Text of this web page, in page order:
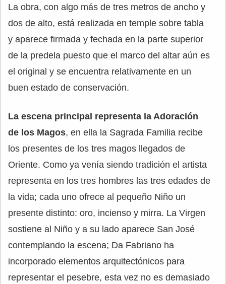
La obra, con algo más de tres metros de ancho y
dos de alto, está realizada en temple sobre tabla
y aparece firmada y fechada en la parte superior
de la predela puesto que el marco del altar aún es
el original y se encuentra relativamente en un
buen estado de conservación.
La escena principal representa la Adoración
de los Magos, en ella la Sagrada Familia recibe
los presentes de los tres magos llegados de
Oriente. Como ya venía siendo tradición el artista
representa en los tres hombres las tres edades de
la vida; cada uno ofrece al pequeño Niño un
presente distinto: oro, incienso y mirra. La Virgen
sostiene al Niño y a su lado aparece San José
contemplando la escena; Da Fabriano ha
incorporado elementos arquitectónicos para
representar el pesebre, esta vez no es demasiado